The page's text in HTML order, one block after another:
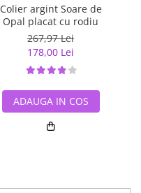
Colier argint Soare de
Opal placat cu rodiu
267,97 Lei
178,00 Lei
ADAUGA IN COS